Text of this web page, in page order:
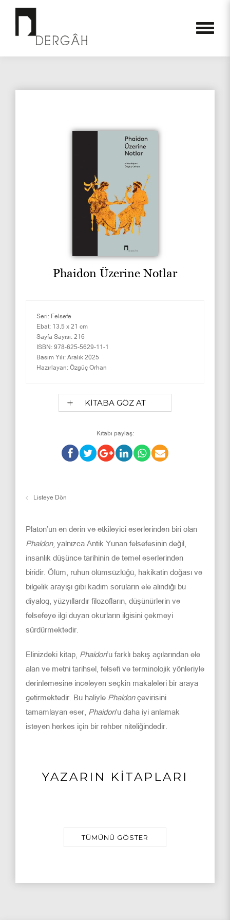
Phaidon Üzerine Notlar
Seri: Felsefe
Ebat: 13,5 x 21 cm
Sayfa Sayısı: 216
ISBN: 978-625-5629-11-1
Basım Yılı: Aralık 2025
Hazırlayan: Özgüç Orhan
KİTABA GÖZ AT
Kitabı paylaş:
Listeye Dön
Platon’un en derin ve etkileyici eserlerinden biri olan
Phaidon, yalnızca Antik Yunan felsefesinin değil,
insanlık düşünce tarihinin de temel eserlerinden
biridir. Ölüm, ruhun ölümsüzlüğü, hakikatin doğası ve
bilgelik arayışı gibi kadim soruların ele alındığı bu
diyalog, yüzyıllardır filozofların, düşünürlerin ve
felsefeye ilgi duyan okurların ilgisini çekmeyi
sürdürmektedir.
Elinizdeki kitap, Phaidon’u farklı bakış açılarından ele
alan ve metni tarihsel, felsefi ve terminolojik yönleriyle
derinlemesine inceleyen seçkin makaleleri bir araya
getirmektedir. Bu haliyle Phaidonçevirisini
tamamlayan eser, Phaidon’u daha iyi anlamak
isteyen herkes için bir rehber niteliğindedir.
YAZARIN KİTAPLARI
TÜMÜNÜ GÖSTER